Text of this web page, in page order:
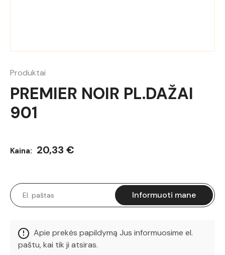
Produktai
PREMIER NOIR PL.DAŽAI
901
Kaina: 20,33 €
Informuoti mane
Apie prekės papildymą Jus informuosime el.
paštu, kai tik ji atsiras.